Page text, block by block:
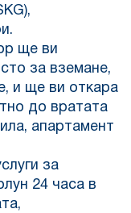
ще ви
за вземане,
и ще ви откара
до вратата
апартамент
за
24 часа в